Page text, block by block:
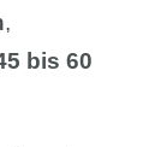
,
bis 60